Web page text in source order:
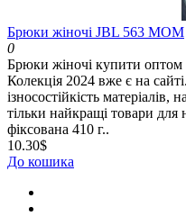
Брюки жіночі JBL 563 МОМ
0
Брюки жіночі купити оптом
Колекція 2024 вже є на
ізносостійкість матеріалів,
тільки найкращі товари для
фіксована 410 г..
10.30$
До кошика